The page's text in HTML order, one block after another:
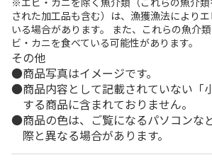
された加工品も含む）は、漁獲漁法により
いる場合があります。 また、これらの魚介
ビ・カニを食べている可能性があります。
その他
商品写真はイメージです。
商品内容として記載されていない「
する商品に含まれておりません。
商品の色は、ご覧になるパソコンな
際と異なる場合があります。